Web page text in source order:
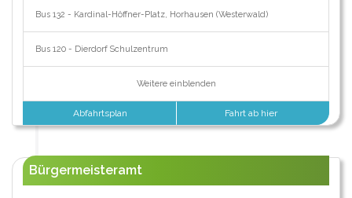
Bus 132 - Kardinal-Höffner-Platz, Horhausen (Westerwald)
Bus 120 - Dierdorf Schulzentrum
Weitere einblenden
Abfahrtsplan Fahrt ab hier
Bürgermeisteramt